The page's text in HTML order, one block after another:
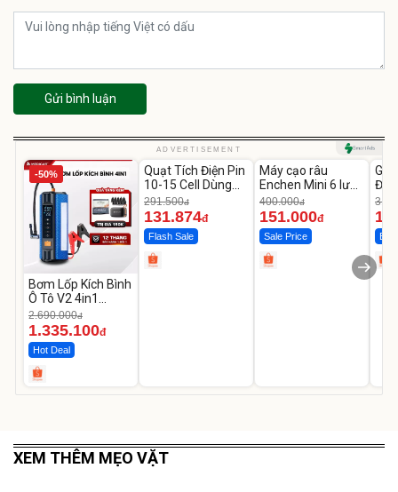
Gửi bình luận
ADVERTISEMENT
-50%
Bơm Lốp Kích Bình
Ô Tô V2 4in1
MEDICAR –
12.000mAh
2.690.000đ
1.335.100đ
Hot Deal
-54%
Unmute
Quạt Tích Điện Pin
10-15 Cell Dùng
Liên Tục 4-8H
291.500đ
131.874đ
Flash Sale
-62%
Máy cạo râu
Enchen Mini 6 lưỡi
dao kép mỏng
400.000đ
151.000đ
Sale Price
Đùi
XEM THÊM MẸO VẶT